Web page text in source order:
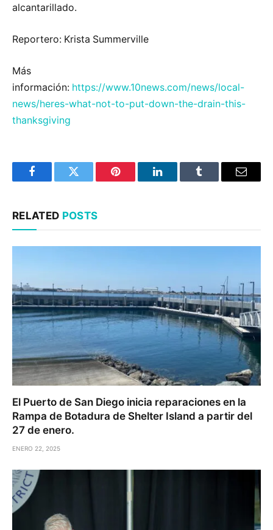
alcantarillado.
Reportero: Krista Summerville
Más
información: https://www.10news.com/news/local-
news/heres-what-not-to-put-down-the-drain-this-
thanksgiving
FacebookTwitter Pinterest LinkedInTumblr Email
RELATED POSTS
El Puerto de San Diego inicia reparaciones en la
Rampa de Botadura de Shelter Island a partir del
27 de enero.
ENERO 22, 2025